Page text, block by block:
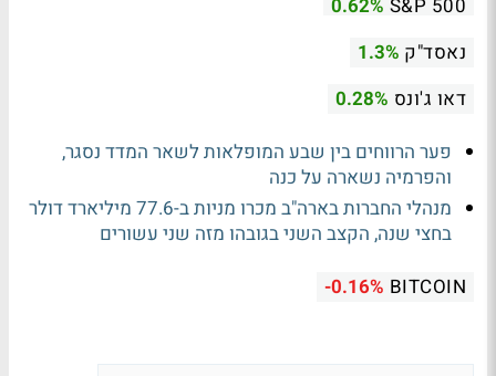
S&P 500
0.62%
נאסד"ק 1.3%
דאו ג'ונס 0.28%
פער הרווחים בין שבע המופלאות לשאר המדד נסגר,
והפרמיה נשארה על כנה
מנהלי החברות בארה"ב מכרו מניות ב-77.6 מיליארד דולר
בחצי שנה, הקצב השני בגובהו מזה שני עשורים
BITCOIN
-0.16%